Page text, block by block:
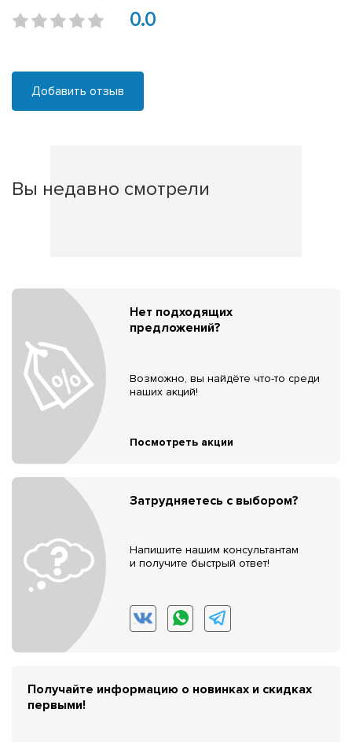
0.0
Добавить отзыв
Вы недавно смотрели
Нет подходящих
предложений?
Возможно, вы найдёте что-то среди
наших акций!
Посмотреть акции
Затрудняетесь с выбором?
Напишите нашим консультантам
и получите быстрый ответ!
Получайте информацию о новинках и скидках
первыми!